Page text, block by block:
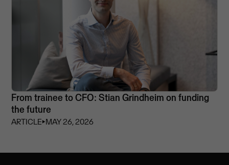
From trainee to CFO: Stian Grindheim on funding
the future
ARTICLE⏵MAY 26, 2026